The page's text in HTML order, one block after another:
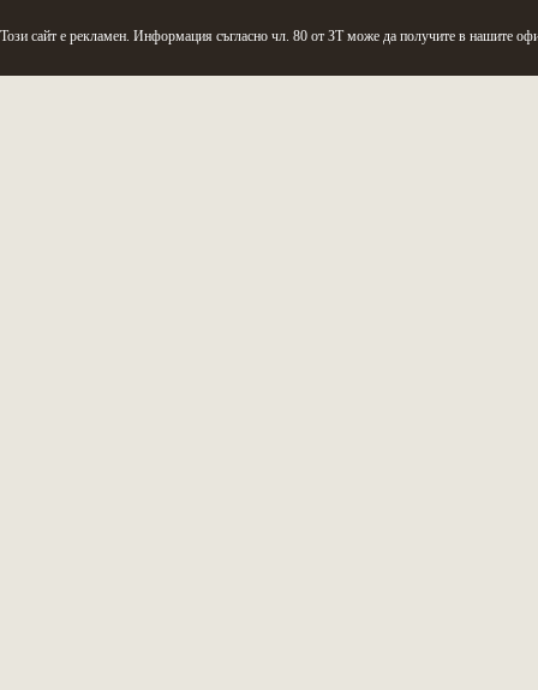
Този сайт е рекламен. Информация съгласно чл. 80 от ЗТ може да получите в нашите